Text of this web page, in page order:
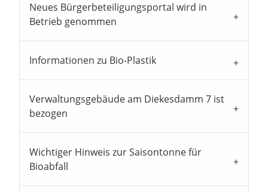
Neues Bürgerbeteiligungsportal wird in
Betrieb genommen
Informationen zu Bio-Plastik
Verwaltungsgebäude am Diekesdamm 7 ist
bezogen
Wichtiger Hinweis zur Saisontonne für
Bioabfall